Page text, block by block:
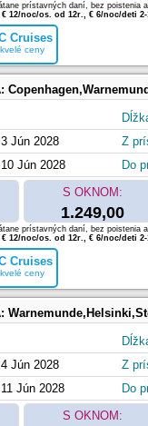
Cruises
ceny
prístavných daní, bez poistenia
12/noc/os. od 12r., € 6/noc/deti
Jún 2028
Jún 2028
Z
Do
S OKNOM:
1.249,00
Cruises
ceny
prístavných daní, bez poistenia
12/noc/os. od 12r., € 6/noc/deti
Jún 2028
Jún 2028
Z
Do
S OKNOM: